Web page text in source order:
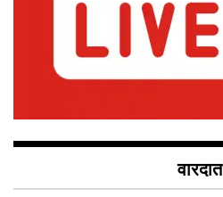
वारदात